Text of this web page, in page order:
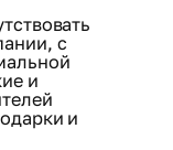
с
и
и